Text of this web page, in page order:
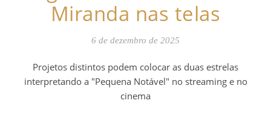
Miranda nas telas
6 de dezembro de 2025
Projetos distintos podem colocar as duas estrelas
interpretando a "Pequena Notável" no streaming e no
cinema